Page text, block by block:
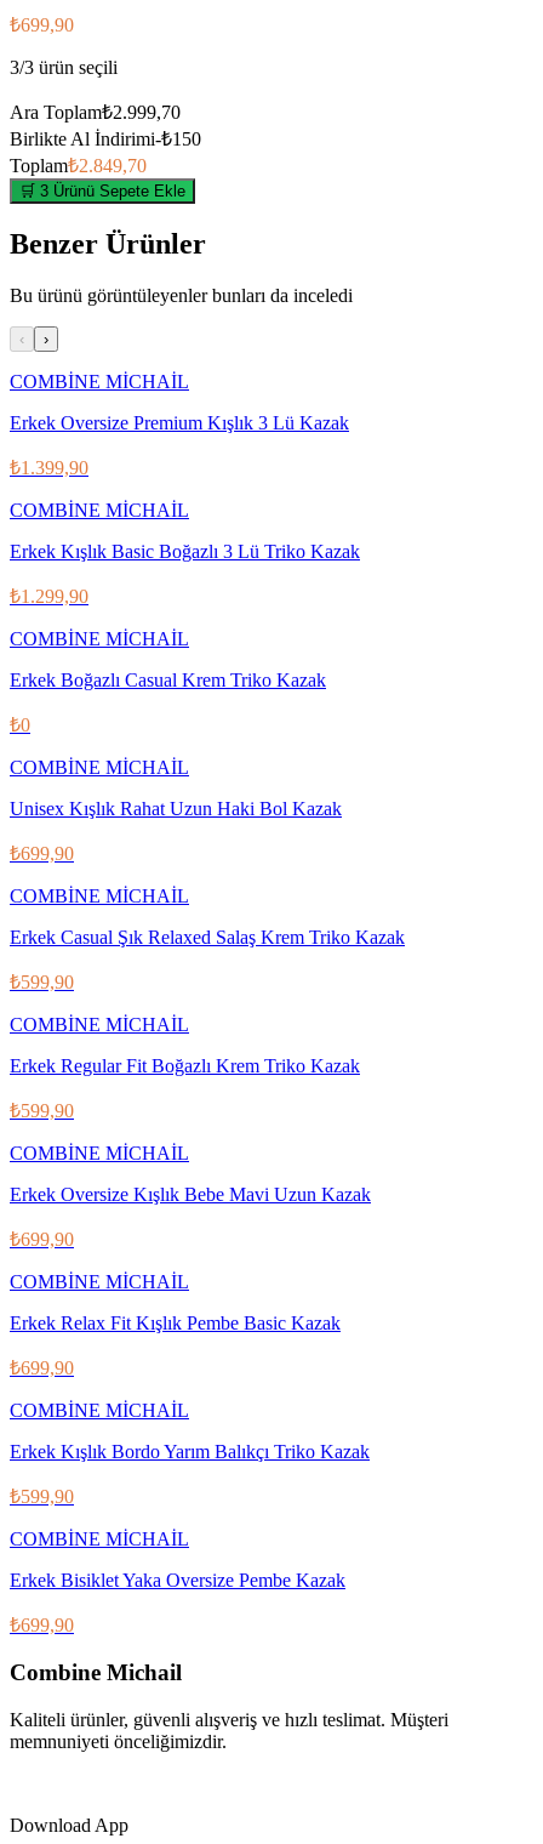
₺699,90
3/3 ürün seçili
Ara Toplam₺2.999,70
Birlikte Al İndirimi-₺150
Toplam₺2.849,70
🛒 3 Ürünü Sepete Ekle
Benzer Ürünler
Bu ürünü görüntüleyenler bunları da inceledi
‹ ›
COMBİNE MİCHAİL
Erkek Oversize Premium Kışlık 3 Lü Kazak
₺1.399,90
COMBİNE MİCHAİL
Erkek Kışlık Basic Boğazlı 3 Lü Triko Kazak
₺1.299,90
COMBİNE MİCHAİL
Erkek Boğazlı Casual Krem Triko Kazak
₺0
COMBİNE MİCHAİL
Unisex Kışlık Rahat Uzun Haki Bol Kazak
₺699,90
COMBİNE MİCHAİL
Erkek Casual Şık Relaxed Salaş Krem Triko Kazak
₺599,90
COMBİNE MİCHAİL
Erkek Regular Fit Boğazlı Krem Triko Kazak
₺599,90
COMBİNE MİCHAİL
Erkek Oversize Kışlık Bebe Mavi Uzun Kazak
₺699,90
COMBİNE MİCHAİL
Erkek Relax Fit Kışlık Pembe Basic Kazak
₺699,90
COMBİNE MİCHAİL
Erkek Kışlık Bordo Yarım Balıkçı Triko Kazak
₺599,90
COMBİNE MİCHAİL
Erkek Bisiklet Yaka Oversize Pembe Kazak
₺699,90
Combine Michail
Kaliteli ürünler, güvenli alışveriş ve hızlı teslimat. Müşteri
memnuniyeti önceliğimizdir.
Download App